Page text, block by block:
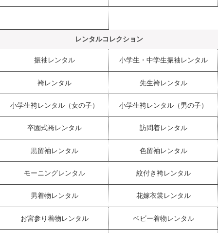
レンタルコレクション
振袖レンタル 小学生・中学生振袖レンタル
袴レンタル 先生袴レンタル
小学生袴レンタル（女の子） 小学生袴レンタル（男の子）
卒園式袴レンタル 訪問着レンタル
黒留袖レンタル 色留袖レンタル
モーニングレンタル 紋付き袴レンタル
男着物レンタル 花嫁衣裳レンタル
お宮参り着物レンタル ベビー着物レンタル